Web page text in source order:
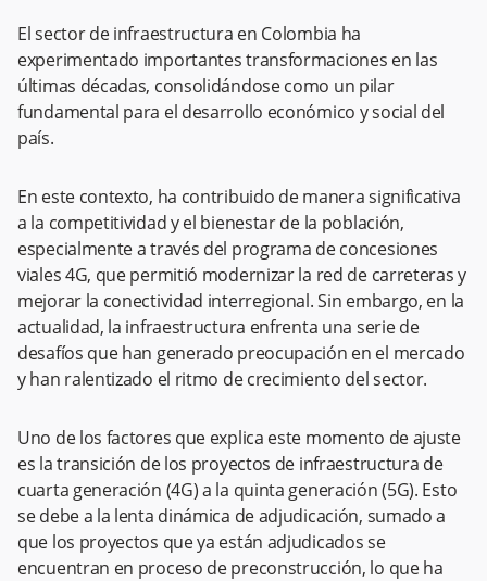
El sector de infraestructura en Colombia ha
experimentado importantes transformaciones en las
últimas décadas, consolidándose como un pilar
fundamental para el desarrollo económico y social del
país.
En este contexto, ha contribuido de manera significativa
a la competitividad y el bienestar de la población,
especialmente a través del programa de concesiones
viales 4G, que permitió modernizar la red de carreteras y
mejorar la conectividad interregional. Sin embargo, en la
actualidad, la infraestructura enfrenta una serie de
desafíos que han generado preocupación en el mercado
y han ralentizado el ritmo de crecimiento del sector.
Uno de los factores que explica este momento de ajuste
es la transición de los proyectos de infraestructura de
cuarta generación (4G) a la quinta generación (5G). Esto
se debe a la lenta dinámica de adjudicación, sumado a
que los proyectos que ya están adjudicados se
encuentran en proceso de preconstrucción, lo que ha